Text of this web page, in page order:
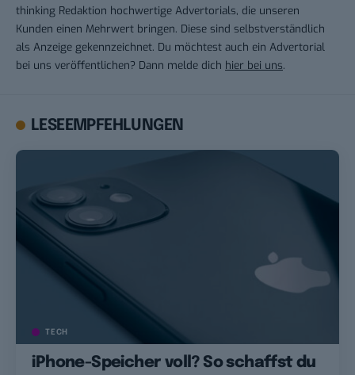
thinking Redaktion hochwertige Advertorials, die unseren
Kunden einen Mehrwert bringen. Diese sind selbstverständlich
als Anzeige gekennzeichnet. Du möchtest auch ein Advertorial
bei uns veröffentlichen? Dann melde dich hier bei uns.
LESEEMPFEHLUNGEN
TECH
iPhone-Speicher voll? So schaffst du